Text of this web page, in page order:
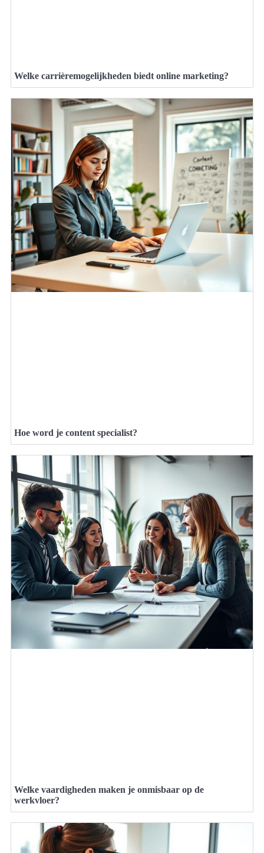
Welke carrièremogelijkheden biedt online marketing?
Hoe word je content specialist?
Welke vaardigheden maken je onmisbaar op de
werkvloer?